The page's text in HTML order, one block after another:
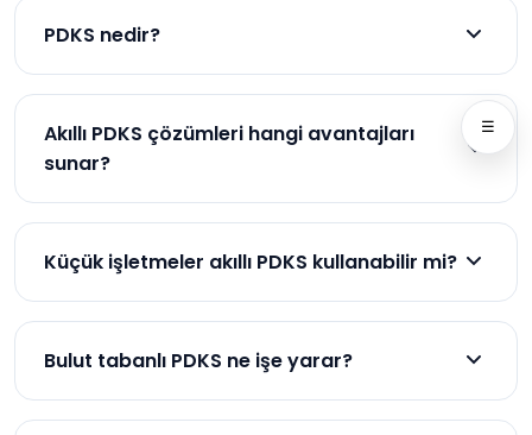
PDKS nedir?
Personel Devam Kontrol Sistemi’dir, çalışan giriş-
Akıllı PDKS çözümleri hangi avantajları
sunar?
Güvenlik, verimlilik, raporlama ve otomasyon
Küçük işletmeler akıllı PDKS kullanabilir mi?
Evet, ölçeklenebilir yapısıyla küçük işletmelere de
Bulut tabanlı PDKS ne işe yarar?
Farklı lokasyonlardaki verileri tek merkezden
☰